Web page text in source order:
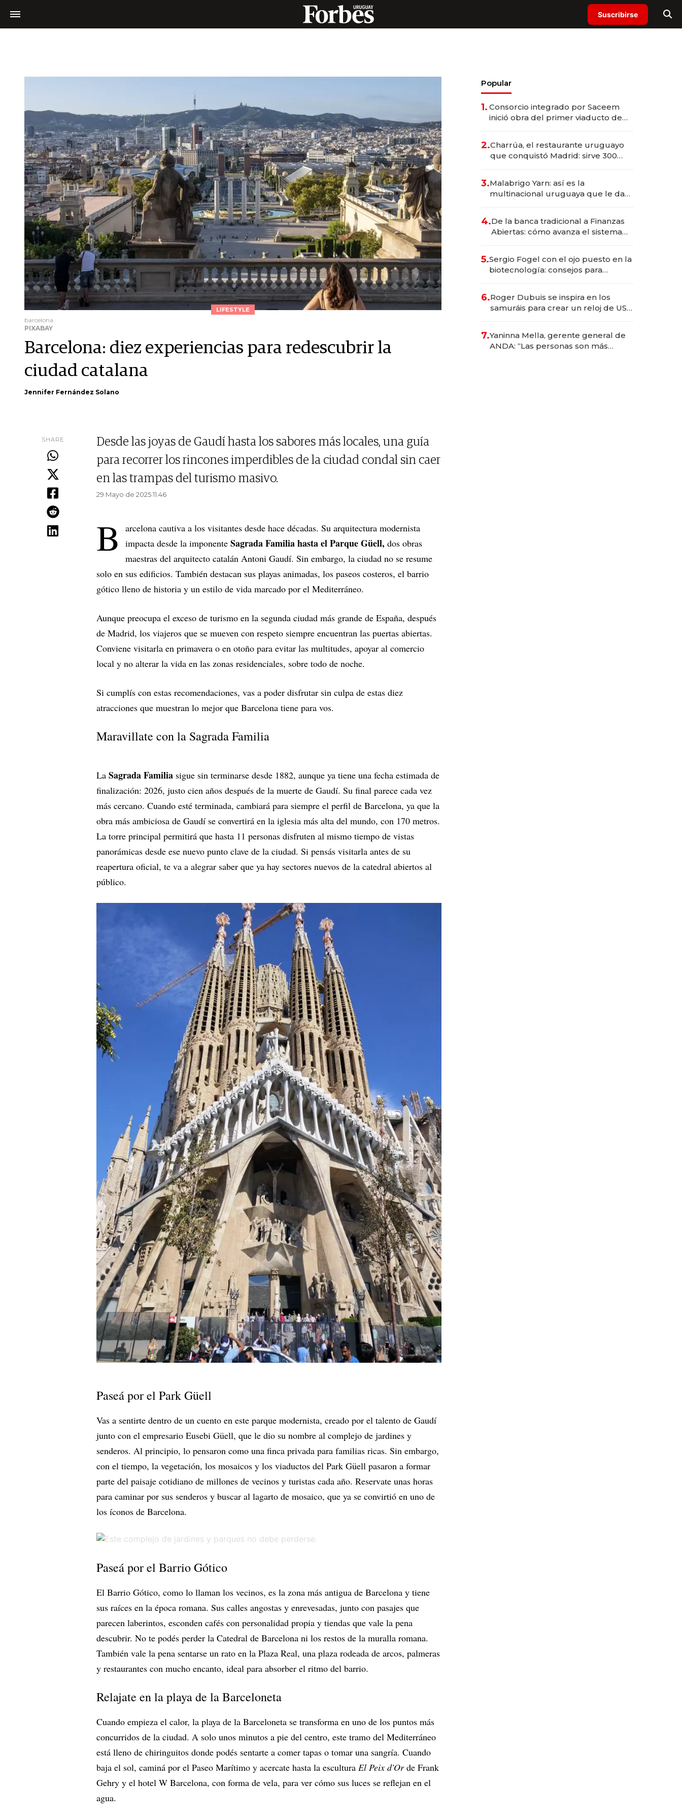
Suscribirse
LIFESTYLE
barcelona
PIXABAY
Barcelona: diez experiencias para redescubrir la
ciudad catalana
Jennifer Fernández Solano
SHARE
Desde las joyas de Gaudí hasta los sabores más locales, una guía
para recorrer los rincones imperdibles de la ciudad condal sin caer
en las trampas del turismo masivo.
29 Mayo de 2025 11.46
B
arcelona cautiva a los visitantes desde hace décadas. Su arquitectura modernista
impacta desde la imponente Sagrada Familia hasta el Parque Güell, dos obras
maestras del arquitecto catalán Antoni Gaudí. Sin embargo, la ciudad no se resume
solo en sus edificios. También destacan sus playas animadas, los paseos costeros, el barrio
gótico lleno de historia y un estilo de vida marcado por el Mediterráneo.
Aunque preocupa el exceso de turismo en la segunda ciudad más grande de España, después
de Madrid, los viajeros que se mueven con respeto siempre encuentran las puertas abiertas.
Conviene visitarla en primavera o en otoño para evitar las multitudes, apoyar al comercio
local y no alterar la vida en las zonas residenciales, sobre todo de noche.
Si cumplís con estas recomendaciones, vas a poder disfrutar sin culpa de estas diez
atracciones que muestran lo mejor que Barcelona tiene para vos.
Maravillate con la Sagrada Familia
La Sagrada Familia sigue sin terminarse desde 1882, aunque ya tiene una fecha estimada de
finalización: 2026, justo cien años después de la muerte de Gaudí. Su final parece cada vez
más cercano. Cuando esté terminada, cambiará para siempre el perfil de Barcelona, ya que la
obra más ambiciosa de Gaudí se convertirá en la iglesia más alta del mundo, con 170 metros.
La torre principal permitirá que hasta 11 personas disfruten al mismo tiempo de vistas
panorámicas desde ese nuevo punto clave de la ciudad. Si pensás visitarla antes de su
reapertura oficial, te va a alegrar saber que ya hay sectores nuevos de la catedral abiertos al
público.
Paseá por el Park Güell
Vas a sentirte dentro de un cuento en este parque modernista, creado por el talento de Gaudí
junto con el empresario Eusebi Güell, que le dio su nombre al complejo de jardines y
senderos. Al principio, lo pensaron como una finca privada para familias ricas. Sin embargo,
con el tiempo, la vegetación, los mosaicos y los viaductos del Park Güell pasaron a formar
parte del paisaje cotidiano de millones de vecinos y turistas cada año. Reservate unas horas
para caminar por sus senderos y buscar al lagarto de mosaico, que ya se convirtió en uno de
los íconos de Barcelona.
Paseá por el Barrio Gótico
El Barrio Gótico, como lo llaman los vecinos, es la zona más antigua de Barcelona y tiene
sus raíces en la época romana. Sus calles angostas y enrevesadas, junto con pasajes que
parecen laberintos, esconden cafés con personalidad propia y tiendas que vale la pena
descubrir. No te podés perder la Catedral de Barcelona ni los restos de la muralla romana.
También vale la pena sentarse un rato en la Plaza Real, una plaza rodeada de arcos, palmeras
y restaurantes con mucho encanto, ideal para absorber el ritmo del barrio.
Relajate en la playa de la Barceloneta
Cuando empieza el calor, la playa de la Barceloneta se transforma en uno de los puntos más
concurridos de la ciudad. A solo unos minutos a pie del centro, este tramo del Mediterráneo
está lleno de chiringuitos donde podés sentarte a comer tapas o tomar una sangría. Cuando
baja el sol, caminá por el Paseo Marítimo y acercate hasta la escultura El Peix d'Orde Frank
Gehry y el hotel W Barcelona, con forma de vela, para ver cómo sus luces se reflejan en el
agua.
Popular
1. Consorcio integrado por Saceem
inició obra del primer viaducto de
millones
2.Charrúa, el restaurante uruguayo
que conquistó Madrid: sirve 300
prepara apertura
3.Malabrigo Yarn: así es la
multinacional uruguaya que le da
4.De la banca tradicional a Finanzas
Abiertas: cómo avanza el sistema
5.Sergio Fogel con el ojo puesto en la
biotecnología: consejos para
6.Roger Dubuis se inspira en los
samuráis para crear un reloj de US$
7.Yaninna Mella, gerente general de
ANDA: “Las personas son más